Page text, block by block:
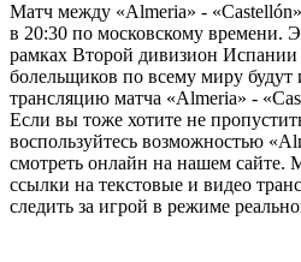
Матч между «Almeria» - «Castellón»
в 20:30 по московскому времени.
рамках Второй дивизион
болельщиков по всему миру будут
трансляцию матча «Almeria» -
Если вы тоже хотите не
воспользуйтесь возможностью
смотреть онлайн на нашем сайте.
ссылки на текстовые и видео
следить за игрой в режиме